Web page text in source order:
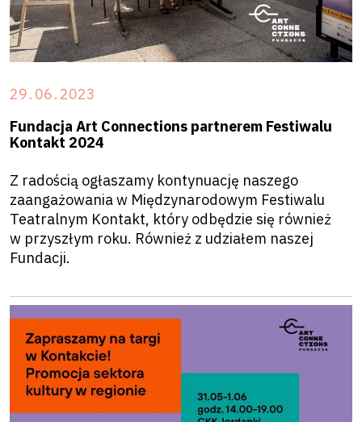
29. 06. 2023
Fundacja Art Connections partnerem Festiwalu
Kontakt 2024
Z radością ogłaszamy kontynuację naszego
zaangażowania w Międzynarodowym Festiwalu
Teatralnym Kontakt, który odbędzie się również
w przyszłym roku. Również z udziałem naszej
Fundacji.